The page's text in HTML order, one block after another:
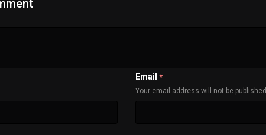
Email *
Your email address will not be published